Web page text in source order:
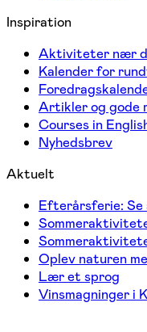
Inspiration
Aktiviteter nær
Kalender for
Artikler og gode
Courses in
Nyhedsbrev
Aktuelt
Efterårsferie:
Oplev naturen
Lær et sprog
Vinsmagninger i